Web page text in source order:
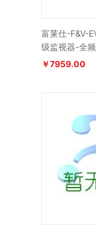
富莱仕-F&V-
级监视器-全
￥7959.00